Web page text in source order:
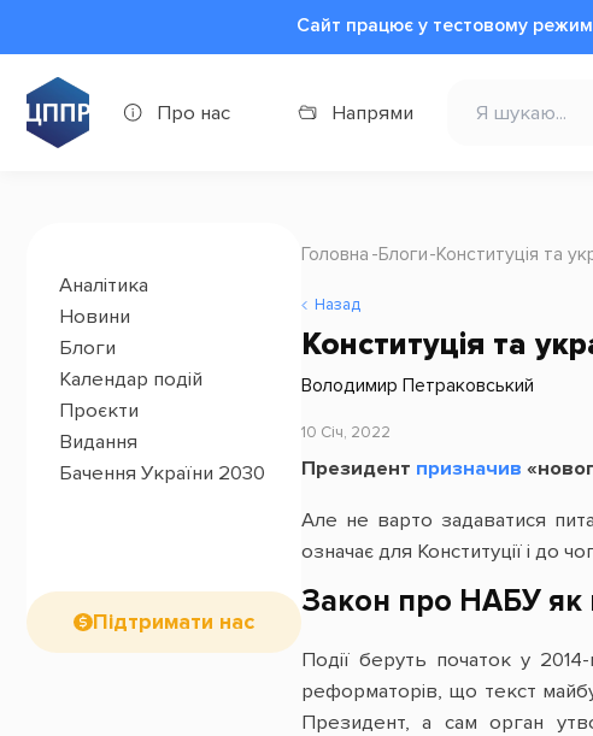
Сайт працює у тестовому
Про нас Напрями
Аналітика
Новини
Блоги
Календар подій
Проєкти
Видання
Бачення України 2030
Підтримати нас
Головна Блоги Конституція та
Назад
Конституція та
Володимир Петраковський
10 Січ, 2022
Президент призначив
Але не варто задаватися
означає для Конституції і до
Закон про НАБУ як
Події беруть початок у
реформаторів, що текст
Президент, а сам орган